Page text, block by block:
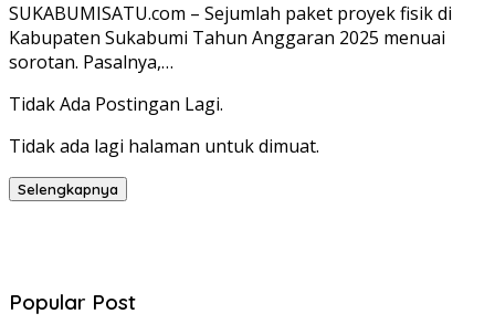
SUKABUMISATU.com – Sejumlah paket proyek fisik di
Kabupaten Sukabumi Tahun Anggaran 2025 menuai
sorotan. Pasalnya,…
Tidak Ada Postingan Lagi.
Tidak ada lagi halaman untuk dimuat.
Selengkapnya
Popular Post